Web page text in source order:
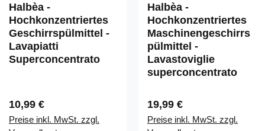
Halbèa -
Hochkonzentriertes
Geschirrspülmittel -
Lavapiatti
Superconcentrato
Regulärer Preis:
10,99 €
Preise inkl. MwSt. zzgl.
Halbèa -
Hochkonzentriertes
Maschinengeschirrs
pülmittel -
Lavastoviglie
superconcentrato
Regulärer Preis:
19,99 €
Preise inkl. MwSt. zzgl.